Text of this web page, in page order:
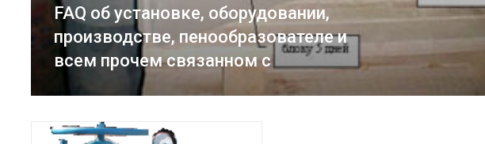
FAQ об установке, оборудовании,
производстве, пенообразователе и
всем прочем связанном с
пенобетоном